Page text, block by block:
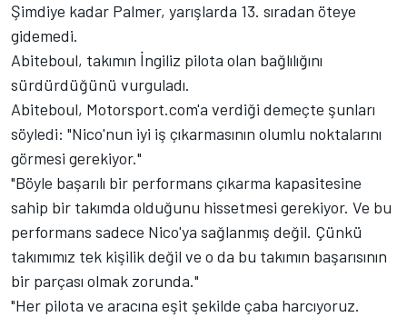
Şimdiye kadar Palmer, yarışlarda 13. sıradan öteye
gidemedi.
Abiteboul, takımın İngiliz pilota olan bağlılığını
sürdürdüğünü vurguladı.
Abiteboul, Motorsport.com'a verdiği demeçte şunları
söyledi: "Nico'nun iyi iş çıkarmasının olumlu noktalarını
görmesi gerekiyor."
"Böyle başarılı bir performans çıkarma kapasitesine
sahip bir takımda olduğunu hissetmesi gerekiyor. Ve bu
performans sadece Nico'ya sağlanmış değil. Çünkü
takımımız tek kişilik değil ve o da bu takımın başarısının
bir parçası olmak zorunda."
"Her pilota ve aracına eşit şekilde çaba harcıyoruz.